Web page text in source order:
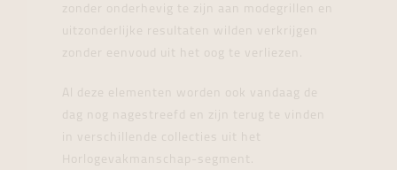
zonder onderhevig te zijn aan modegrillen en
uitzonderlijke resultaten wilden verkrijgen
zonder eenvoud uit het oog te verliezen.
Al deze elementen worden ook vandaag de
dag nog nagestreefd en zijn terug te vinden
in verschillende collecties uit het
Horlogevakmanschap-segment.